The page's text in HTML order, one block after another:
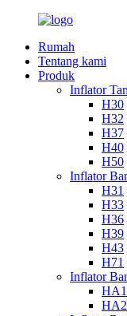
Rumah
Tentang kami
Produk
Inflator
H30
H32
H37
H40
H50
Inflator
H31
H33
H36
H39
H43
H71
Inflator